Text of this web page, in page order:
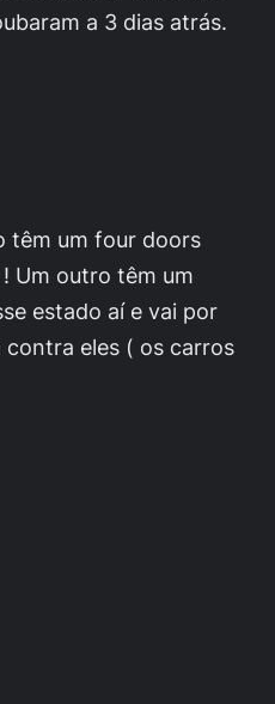
a 3 dias atrás.
têm um four doors
Um outro têm um
estado aí e vai por
eles ( os carros